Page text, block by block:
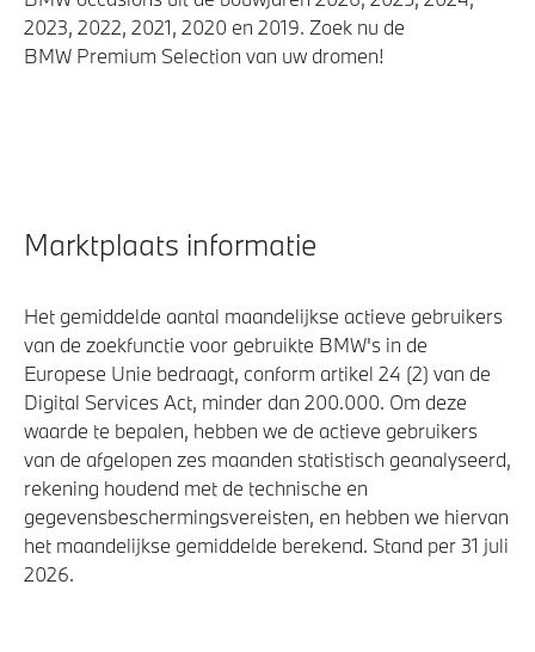
Airbag bestuurder
Deactiverings mogelijkheid voorpassagiersairbag
2023, 2022, 2021, 2020 en 2019. Zoek nu de
BMW Premium Selection van uw dromen!
Marktplaats informatie
Het gemiddelde aantal maandelijkse actieve gebruikers
van de zoekfunctie voor gebruikte BMW's in de
Europese Unie bedraagt, conform artikel 24 (2) van de
Digital Services Act, minder dan 200.000. Om deze
waarde te bepalen, hebben we de actieve gebruikers
van de afgelopen zes maanden statistisch geanalyseerd,
rekening houdend met de technische en
gegevensbeschermingsvereisten, en hebben we hiervan
het maandelijkse gemiddelde berekend. Stand per 31 juli
2026.